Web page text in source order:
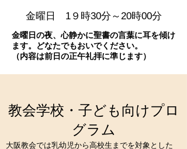
金曜日 1９時30分～20時00分
​​金曜日の夜、心静かに聖書の言葉に耳を傾け
ます。どなたでもおいでください。
（内容は前日の正午礼拝に準じます）
教会学校・子ども向けプロ
グラム
大阪教会では乳幼児から高校生までを対象とした